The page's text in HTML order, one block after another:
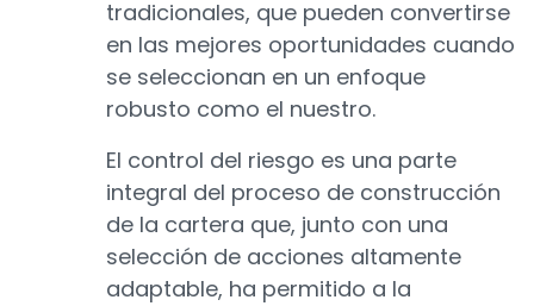
tradicionales, que pueden convertirse
en las mejores oportunidades cuando
se seleccionan en un enfoque
robusto como el nuestro.
El control del riesgo es una parte
integral del proceso de construcción
de la cartera que, junto con una
selección de acciones altamente
adaptable, ha permitido a la